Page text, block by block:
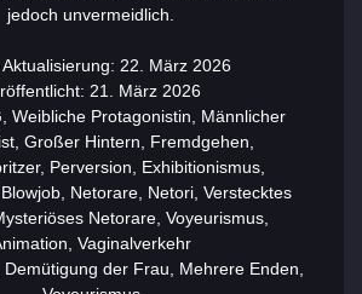
jedoch unvermeidlich.
Aktualisierung: 22. März 2026
21. März 2026
Weibliche Protagonistin, Männlicher
Großer Hintern, Fremdgehen,
Perversion, Exhibitionismus,
Netorare, Netori, Verstecktes
Netorare, Voyeurismus,
Vaginalverkehr
der Frau, Mehrere Enden,